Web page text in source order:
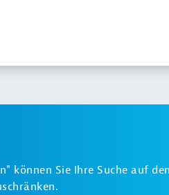
können Sie Ihre Suche auf